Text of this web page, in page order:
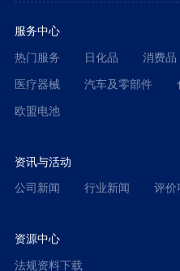
服务中心
热门服务
日化品 消费品
医疗器械
汽车及零部件
欧盟电池
资讯与活动
公司新闻
行业新闻 评价
资源中心
法规资料下载